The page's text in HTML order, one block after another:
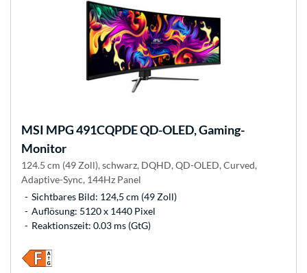
MSI MPG 491CQPDE QD-OLED, Gaming-
Monitor
124.5 cm (49 Zoll), schwarz, DQHD, QD-OLED, Curved,
Adaptive-Sync, 144Hz Panel
Sichtbares Bild: 124,5 cm (49 Zoll)
Auflösung: 5120 x 1440 Pixel
Reaktionszeit: 0.03 ms (GtG)